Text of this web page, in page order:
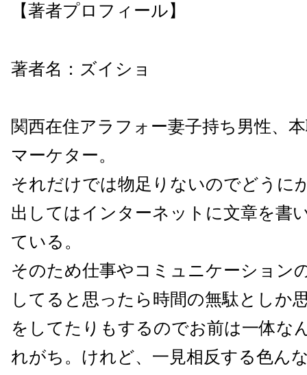
【著者プロフィール】
著者名：ズイショ
関西在住アラフォー妻子持ち男性、
マーケター。
それだけでは物足りないのでどうに
出してはインターネットに文章を書
ている。
そのため仕事やコミュニケーション
してると思ったら時間の無駄としか
をしてたりもするのでお前は一体な
れがち。けれど、一見相反する色ん